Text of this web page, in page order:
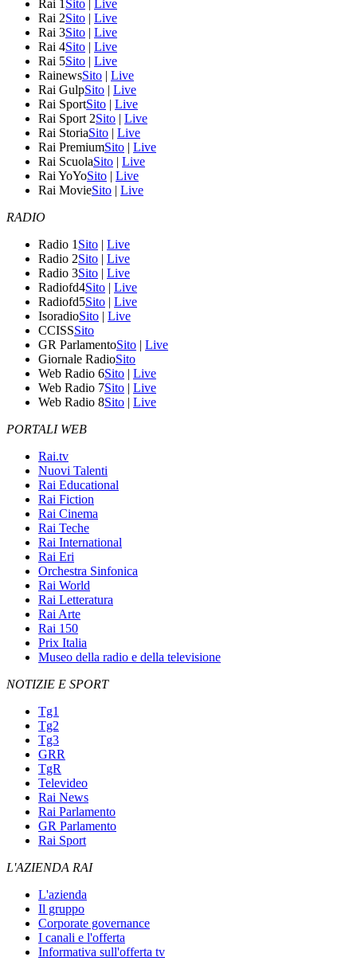
Rai 1 Sito | Live
Rai 2Sito | Live
Rai 3Sito | Live
Rai 4Sito | Live
Rai 5Sito | Live
RainewsSito | Live
Rai GulpSito | Live
Rai SportSito | Live
Rai Sport 2Sito | Live
Rai StoriaSito | Live
Rai PremiumSito | Live
Rai ScuolaSito | Live
Rai YoYoSito | Live
Rai MovieSito | Live
RADIO
Radio 1 Sito | Live
Radio 2Sito | Live
Radio 3Sito | Live
Radiofd4Sito | Live
Radiofd5Sito | Live
IsoradioSito | Live
CCISSSito
GR ParlamentoSito | Live
Giornale RadioSito
Web Radio 6Sito | Live
Web Radio 7Sito | Live
Web Radio 8Sito | Live
PORTALI WEB
Rai.tv
Nuovi Talenti
Rai Educational
Rai Fiction
Rai Cinema
Rai Teche
Rai International
Rai Eri
Orchestra Sinfonica
Rai World
Rai Letteratura
Rai Arte
Rai 150
Prix Italia
Museo della radio e della televisione
NOTIZIE E SPORT
Tg1
Tg2
Tg3
GRR
TgR
Televideo
Rai News
Rai Parlamento
GR Parlamento
Rai Sport
L'AZIENDA RAI
L'azienda
Il gruppo
Corporate governance
I canali e l'offerta
Informativa sull'offerta tv